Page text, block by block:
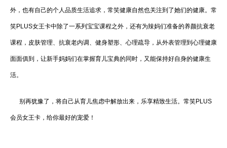
外，也有自己的个人品质生活追求，常笑健康自然也关注到了她们的健康。常
笑PLUS女王卡中除了一系列宝宝课程之外，还有为辣妈们准备的养颜抗衰老
课程，皮肤管理、抗衰老内调、健身塑形、心理疏导，从外表管理到心理健康
面面俱到，让新手妈妈们在掌握育儿宝典的同时，又能保持好自身的健康生
活。
别再犹豫了，将自己从育儿焦虑中解放出来，乐享精致生活。常笑PLUS
会员女王卡，给你最好的宠爱！